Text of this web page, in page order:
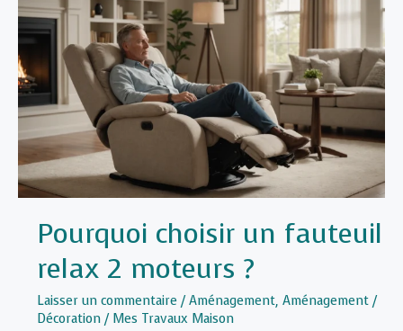
étagère
sans
ni
perçage
Pourquoi choisir un fauteuil
relax 2 moteurs ?
Laisser un commentaire /Aménagement, Aménagement /
Décoration / Mes Travaux Maison